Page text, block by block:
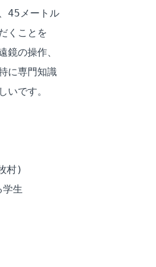
45メートル
くことを
鏡の操作、
に専門知識
いです。
村)
生